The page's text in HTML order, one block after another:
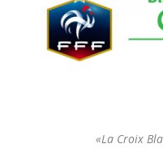
«La Croix